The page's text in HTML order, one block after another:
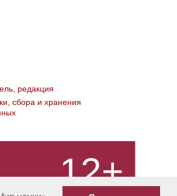
редакция
сбора и хранения
12+